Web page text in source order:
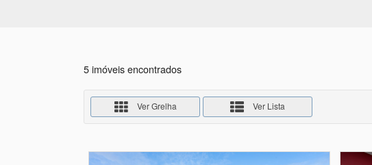
5 imóveis encontrados
Ver Grelha Ver Lista